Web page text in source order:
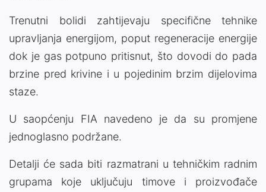
Trenutni bolidi zahtijevaju specifične tehnike
upravljanja energijom, poput regeneracije energije
dok je gas potpuno pritisnut, što dovodi do pada
brzine pred krivine i u pojedinim brzim dijelovima
staze.
U saopćenju FIA navedeno je da su promjene
jednoglasno podržane.
Detalji će sada biti razmatrani u tehničkim radnim
grupama koje uključuju timove i proizvođače